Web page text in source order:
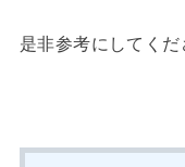
是非参考にしてくだ